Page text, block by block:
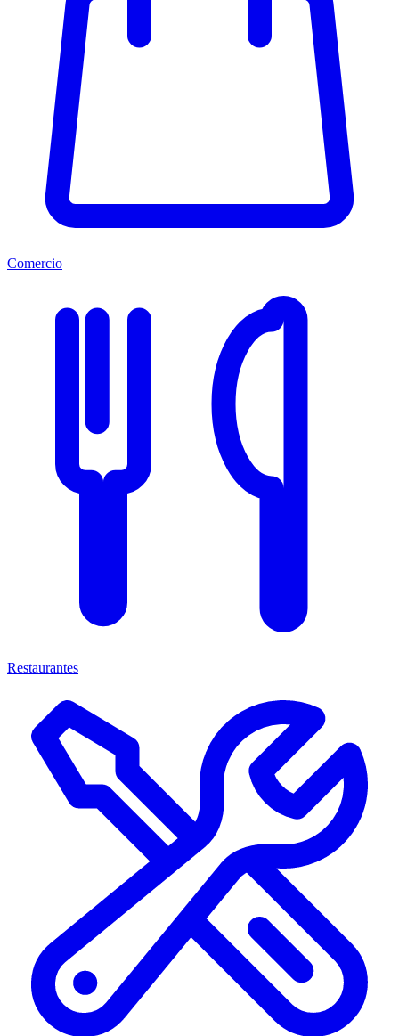
Comercio
Restaurantes